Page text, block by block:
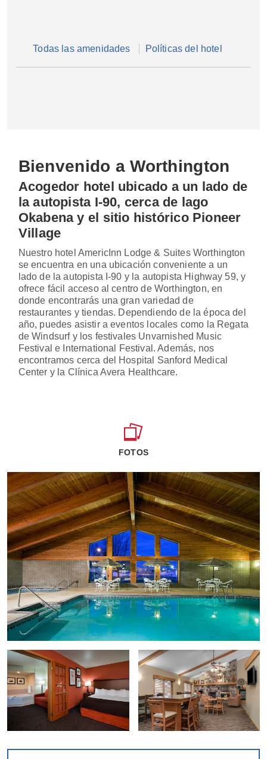
Todas las amenidades Políticas del hotel
Bienvenido a Worthington
Acogedor hotel ubicado a un lado de
la autopista I-90, cerca de lago
Okabena y el sitio histórico Pioneer
Village
Nuestro hotel AmericInn Lodge & Suites Worthington
se encuentra en una ubicación conveniente a un
lado de la autopista I-90 y la autopista Highway 59, y
ofrece fácil acceso al centro de Worthington, en
donde encontrarás una gran variedad de
restaurantes y tiendas. Dependiendo de la época del
año, puedes asistir a eventos locales como la Regata
de Windsurf y los festivales Unvarnished Music
Festival e International Festival. Además, nos
encontramos cerca del Hospital Sanford Medical
Center y la Clínica Avera Healthcare.
FOTOS